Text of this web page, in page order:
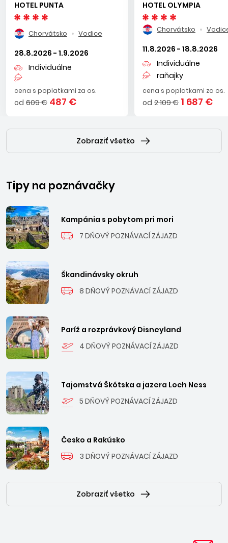
HOTEL PUNTA
Chorvátsko Vodice
28.8.2026 - 1.9.2026
Individuálne
cena s poplatkami za os.
od 609 € 487 €
HOTEL OLYMPIA
Chorvátsko
11.8.2026 - 18.8.2026
Individuálne
raňajky
cena s poplatkami za os.
od 2 109 € 1 687 €
Zobraziť všetko
Tipy na poznávačky
Kampánia s pobytom pri mori
7 DŇOVÝ POZNÁVACÍ ZÁJAZD
Škandinávsky okruh
8 DŇOVÝ POZNÁVACÍ ZÁJAZD
Paríž a rozprávkový Disneyland
4 DŇOVÝ POZNÁVACÍ ZÁJAZD
Tajomstvá Škótska a jazera Loch Ness
5 DŇOVÝ POZNÁVACÍ ZÁJAZD
Česko a Rakúsko
3 DŇOVÝ POZNÁVACÍ ZÁJAZD
Zobraziť všetko